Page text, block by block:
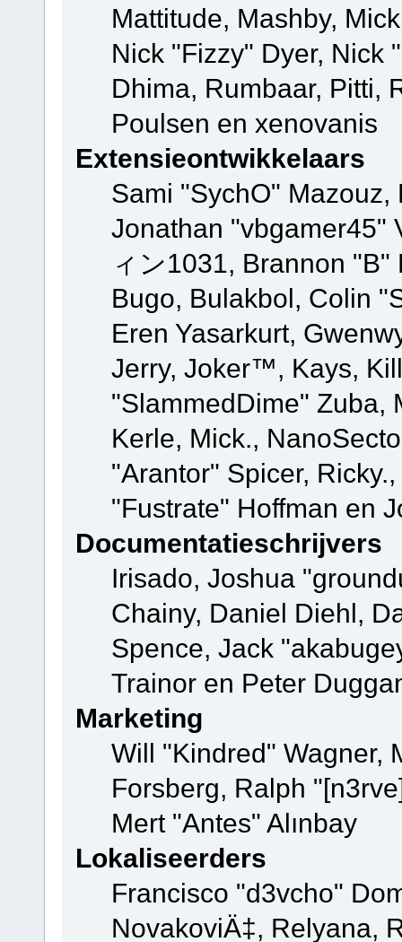
Mattitude, Mashby,
Nick "Fizzy" Dyer, Nick
Dhima, Rumbaar, Pitti,
Poulsen en xenovanis
Extensieontwikkelaars
Sami "SychO"
Jonathan "vbgamer45"
ィン1031, Brannon
Bugo, Bulakbol, Colin
Eren Yasarkurt,
Jerry, Joker™, Kays,
"SlammedDime" Zuba,
Kerle, Mick.,
"Arantor" Spicer,
"Fustrate" Hoffman en
Documentatieschrijvers
Irisado, Joshua
Chainy, Daniel Diehl,
Spence, Jack
Trainor en Peter
Marketing
Will "Kindred" Wagner,
Forsberg, Ralph
Mert "Antes" Alınbay
Lokaliseerders
Francisco "d3vcho"
NovakoviÄ‡, Relyana,